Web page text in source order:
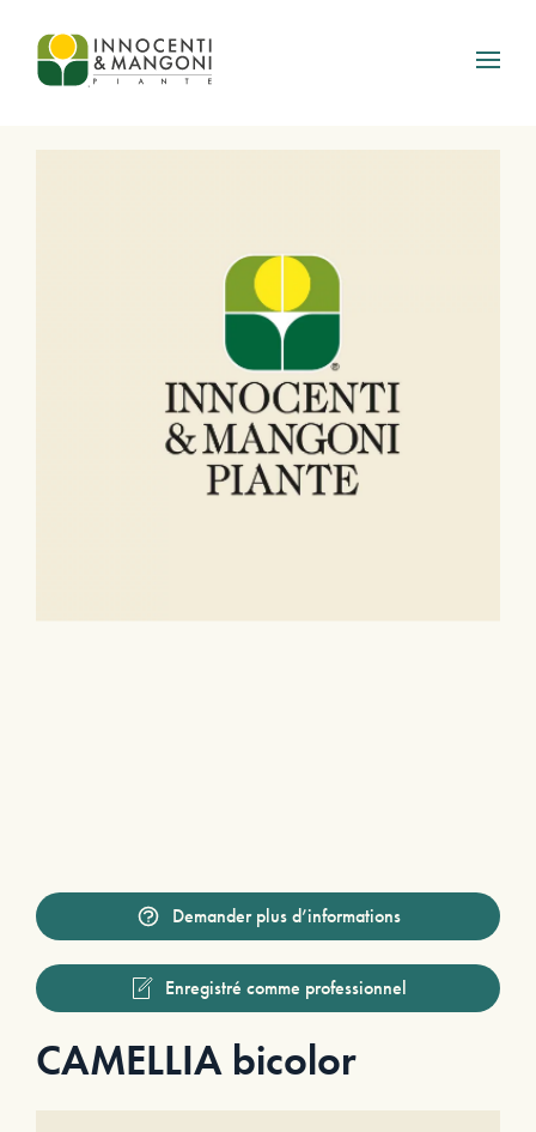
Skip to main content
Demander plus d’informations
Enregistré comme professionnel
CAMELLIA bicolor